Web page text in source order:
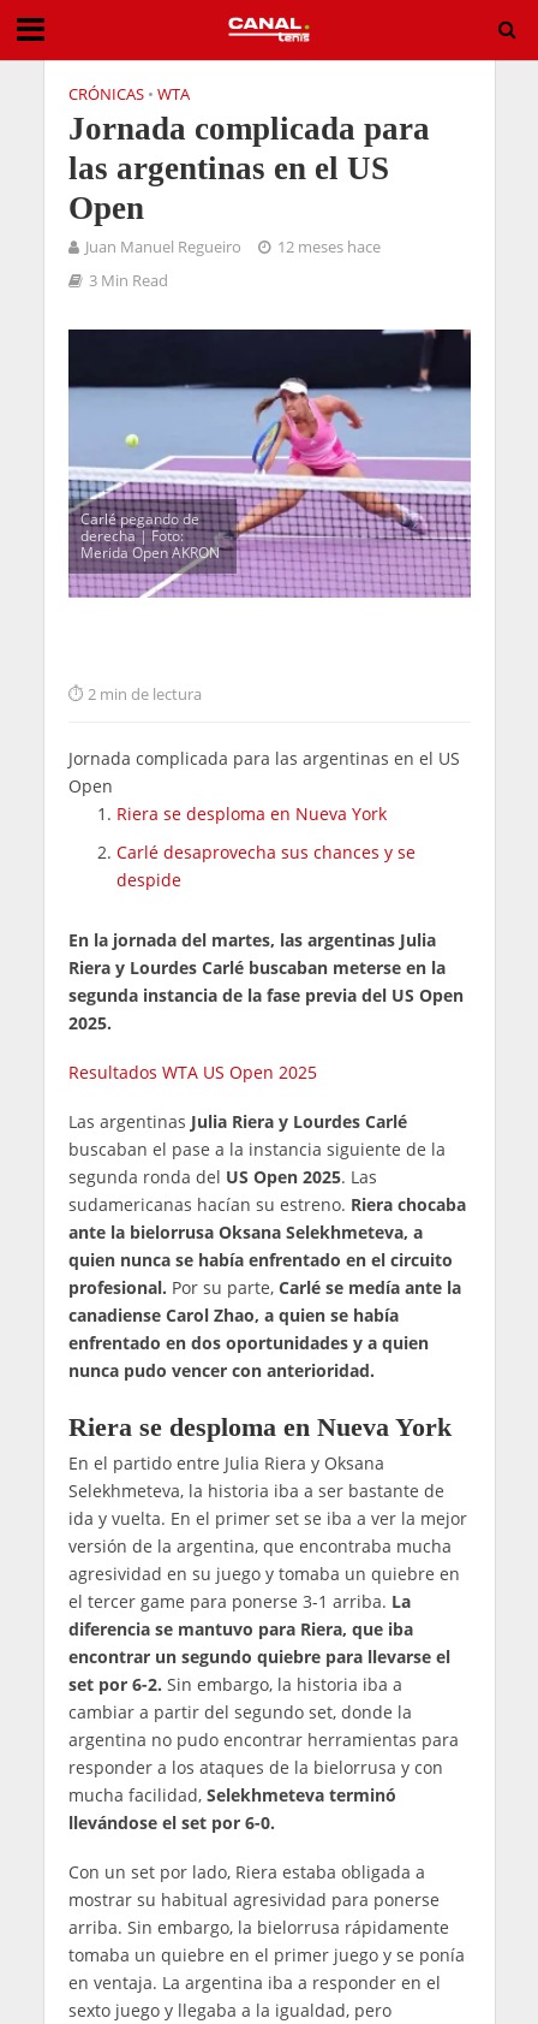
CRÓNICAS • WTA
Jornada complicada para
las argentinas en el US
Open
Juan Manuel Regueiro
12 meses hace
3 Min Read
Carlé pegando de
derecha | Foto:
Merida Open AKRON
2 min de lectura
Jornada complicada para las argentinas en el US
Open
Riera se desploma en Nueva York
Carlé desaprovecha sus chances y se
despide
En la jornada del martes, las argentinas Julia
Riera y Lourdes Carlé buscaban meterse en la
segunda instancia de la fase previa del US Open
2025.
Resultados WTA US Open 2025
Las argentinas Julia Riera y Lourdes Carlé
buscaban el pase a la instancia siguiente de la
segunda ronda del US Open 2025. Las
sudamericanas hacían su estreno. Riera chocaba
ante la bielorrusa Oksana Selekhmeteva, a
quien nunca se había enfrentado en el circuito
profesional. Por su parte, Carlé se medía ante la
canadiense Carol Zhao, a quien se había
enfrentado en dos oportunidades y a quien
nunca pudo vencer con anterioridad.
Riera se desploma en Nueva York
En el partido entre Julia Riera y Oksana
Selekhmeteva, la historia iba a ser bastante de
ida y vuelta. En el primer set se iba a ver la mejor
versión de la argentina, que encontraba mucha
agresividad en su juego y tomaba un quiebre en
el tercer game para ponerse 3-1 arriba. La
diferencia se mantuvo para Riera, que iba
encontrar un segundo quiebre para llevarse el
set por 6-2. Sin embargo, la historia iba a
cambiar a partir del segundo set, donde la
argentina no pudo encontrar herramientas para
responder a los ataques de la bielorrusa y con
mucha facilidad, Selekhmeteva terminó
llevándose el set por 6-0.
Con un set por lado, Riera estaba obligada a
mostrar su habitual agresividad para ponerse
arriba. Sin embargo, la bielorrusa rápidamente
tomaba un quiebre en el primer juego y se ponía
en ventaja. La argentina iba a responder en el
sexto juego y llegaba a la igualdad, pero